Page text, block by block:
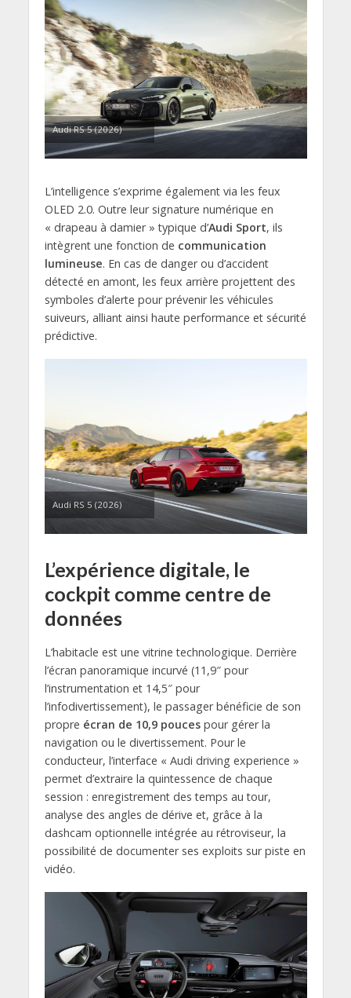
Audi RS 5 (2026)
L’intelligence s’exprime également via les feux
OLED 2.0. Outre leur signature numérique en
« drapeau à damier » typique d’Audi Sport, ils
intègrent une fonction de communication
lumineuse. En cas de danger ou d’accident
détecté en amont, les feux arrière projettent des
symboles d’alerte pour prévenir les véhicules
suiveurs, alliant ainsi haute performance et sécurité
prédictive.
Audi RS 5 (2026)
L’expérience digitale, le
cockpit comme centre de
données
L’habitacle est une vitrine technologique. Derrière
l’écran panoramique incurvé (11,9″ pour
l’instrumentation et 14,5″ pour
l’infodivertissement), le passager bénéficie de son
propre écran de 10,9 poucespour gérer la
navigation ou le divertissement. Pour le
conducteur, l’interface « Audi driving experience »
permet d’extraire la quintessence de chaque
session : enregistrement des temps au tour,
analyse des angles de dérive et, grâce à la
dashcam optionnelle intégrée au rétroviseur, la
possibilité de documenter ses exploits sur piste en
vidéo.